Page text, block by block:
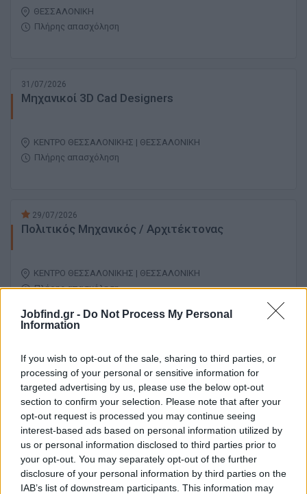
Jobfind.gr - Do Not Process My Personal
Information
If you wish to opt-out of the sale, sharing to third parties, or
processing of your personal or sensitive information for
targeted advertising by us, please use the below opt-out
section to confirm your selection. Please note that after your
opt-out request is processed you may continue seeing
interest-based ads based on personal information utilized by
us or personal information disclosed to third parties prior to
your opt-out. You may separately opt-out of the further
disclosure of your personal information by third parties on the
IAB’s list of downstream participants. This information may
ΘΕΣΣΑΛΟΝΙΚΗ
Πλήρης απασχόληση
31/07/2026
Μηχανικοί 3D Cad Designers
ΚΕΝΤΡΟ ΘΕΣΣΑΛΟΝΙΚΗΣ | ΘΕΣΣΑΛΟΝΙΚΗ
Πλήρης απασχόληση
29/07/2026
Πολιτικός Μηχανικός / Αρχιτέκτονας
ΚΕΝΤΡΟ ΘΕΣΣΑΛΟΝΙΚΗΣ | ΘΕΣΣΑΛΟΝΙΚΗ
Πλήρης απασχόληση
Πολιτικός Μηχανικός Εργοταξίου
ΠΕΡΙΟΧΗ ΑΕΡΟΔΡΟΜΙΟΥ | ΘΕΣΣΑΛΟΝΙΚΗ
Πλήρης απασχόληση
25/07/2026
Μηχανικός Επίβλεψης Οικιστικών Έργων